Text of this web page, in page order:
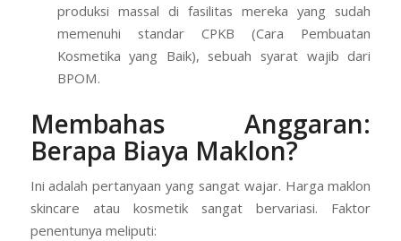
produksi massal di fasilitas mereka yang sudah
memenuhi standar CPKB (Cara Pembuatan
Kosmetika yang Baik), sebuah syarat wajib dari
BPOM.
Membahas Anggaran:
Berapa Biaya Maklon?
Ini adalah pertanyaan yang sangat wajar. Harga maklon
skincare atau kosmetik sangat bervariasi. Faktor
penentunya meliputi: